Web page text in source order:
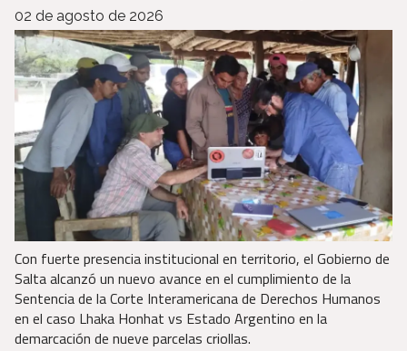
02 de agosto de 2026
Con fuerte presencia institucional en territorio, el Gobierno de
Salta alcanzó un nuevo avance en el cumplimiento de la
Sentencia de la Corte Interamericana de Derechos Humanos
en el caso Lhaka Honhat vs Estado Argentino en la
demarcación de nueve parcelas criollas.